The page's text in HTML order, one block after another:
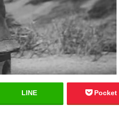
LINE Pocket